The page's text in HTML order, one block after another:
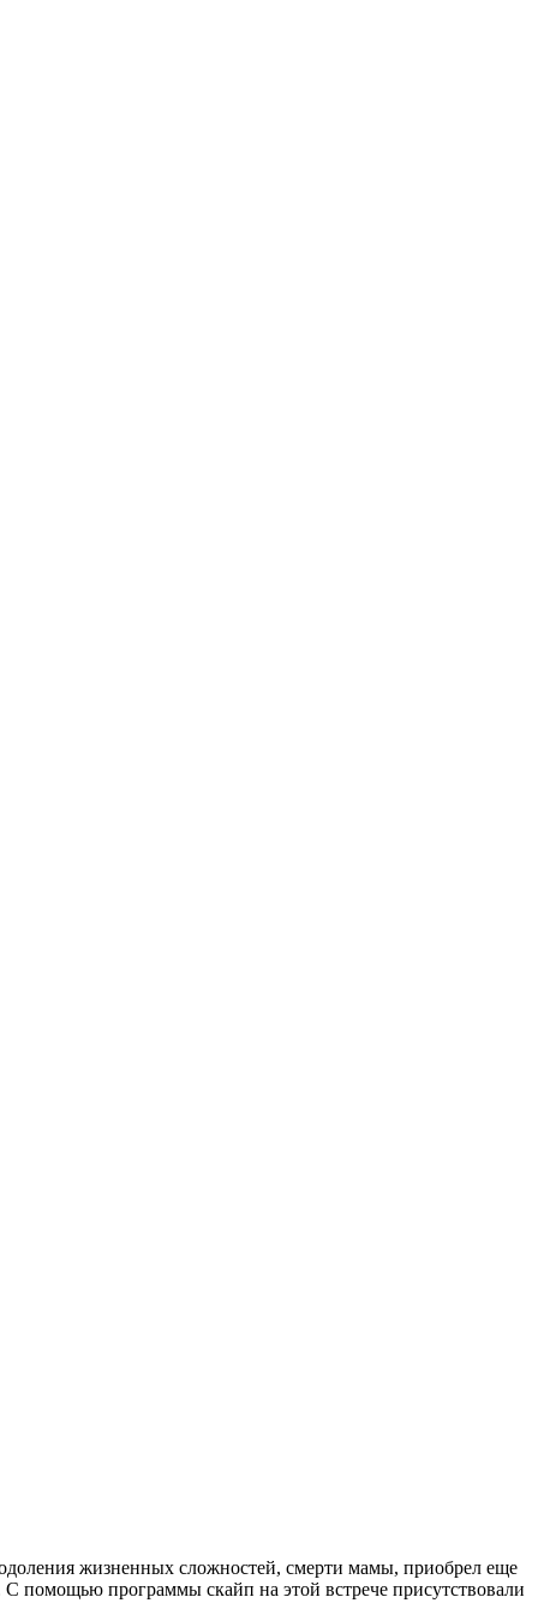
жизненных сложностей, смерти мамы, приобрел еще
помощью программы скайп на этой встрече присутствовали